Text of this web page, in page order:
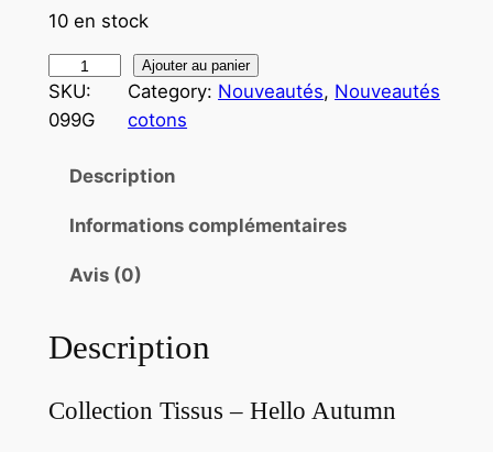
10 en stock
u
a
T
s
Ajouter au panier
SKU:
099G
Category: Nouveautés, Nouveautés
cotons
Description
Informations complémentaires
Avis (0)
Description
Collection Tissus – Hello Autumn